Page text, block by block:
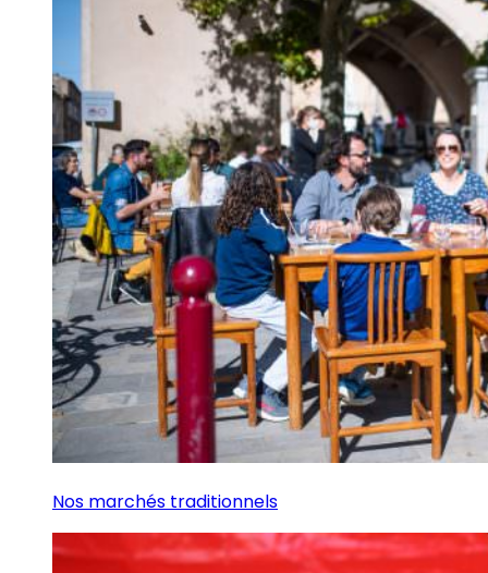
Nos marchés traditionnels